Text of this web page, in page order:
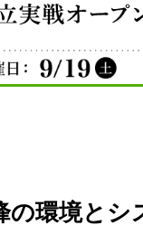
の環境とシ